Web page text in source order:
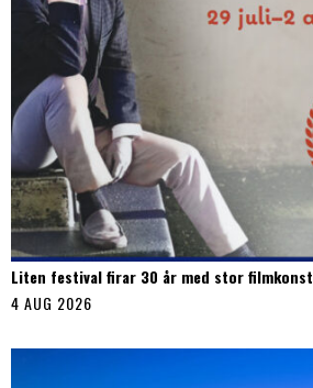
Liten festival firar 30 år med stor filmkonst
4 AUG 2026